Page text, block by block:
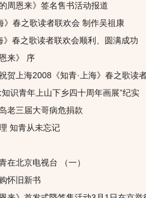
周恩来》签名售书活动报道
》春之歌读者联欢会 制作吴祖康
》春之歌读者联欢会顺利、圆满成功
来》 序
贺上海2008《知青·上海》春之歌读
识青年上山下乡四十周年画展”纪实
老三届大哥病危捐款
知青从未忘记
在北京电视台 （一）
怀旧新书